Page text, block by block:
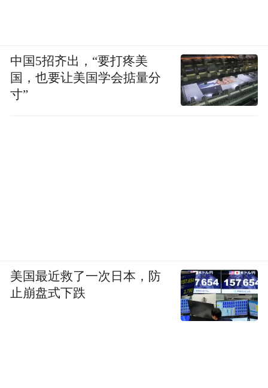
中国5招齐出，“要打疼美
国，也要让美国学会掂量分
寸”
美国最近救了一次日本，防
止崩盘式下跌